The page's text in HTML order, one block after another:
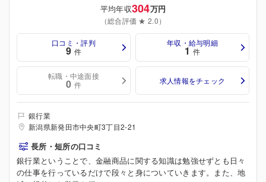
平均年収304万円
（総合評価 ★ 2.0）
口コミ・評判
9 件
年収・給与明細
1 件
転職・中途面接
0 件 求人情報をチェック
銀行業
新潟県新発田市中央町3丁目2-21
長所・短所の口コミ
銀行業ということで、金融商品に関する知識は勉強せずとも日々
の仕事を行っているだけで段々と身についていきます。また、地